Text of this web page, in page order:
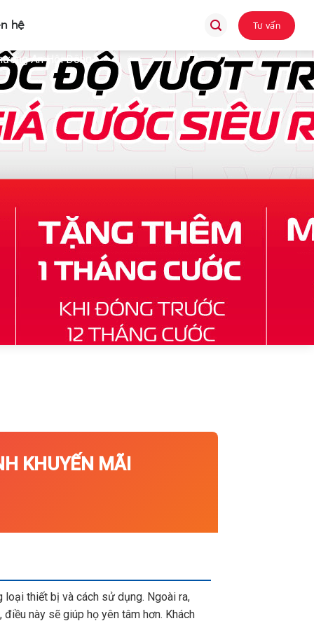
hệ Tư vấn
An Hội Đông
KHUYẾN MÃI
thiết bị và cách sử dụng. Ngoài ra,
này sẽ giúp họ yên tâm hơn. Khách